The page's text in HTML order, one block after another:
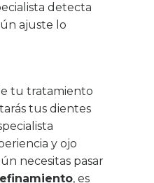
detecta
ajuste lo
tu tratamiento
tus dientes
y ojo
necesitas pasar
, es